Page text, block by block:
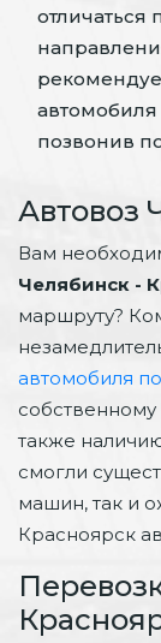
отличаться
позвонив
Автовоз
Вам
Челябинск -
маршруту?
автомобиля
собственному
также
смогли
машин, так и
Красноярск